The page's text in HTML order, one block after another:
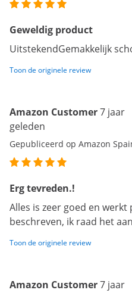
Geweldig product
UitstekendGemakkelijk
Toon de originele review
Amazon Customer7 jaar
geleden
Gepubliceerd op Amazon
Erg tevreden.!
Alles is zeer goed en werkt
beschreven, ik raad het
Toon de originele review
Amazon Customer7 jaar